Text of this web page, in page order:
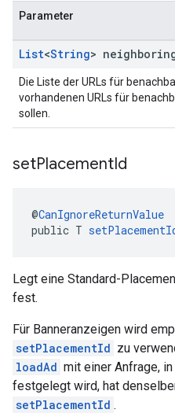
Parameter
List<String>
Die Liste der URLs für
vorhandenen URLs für
sollen.
setPlacementId
@CanIgnoreReturnValue
public T
Legt eine Standard-
fest.
Für Banneranzeigen wird
setPlacementId zu
loadAd mit einer Anfrage,
festgelegt wird, hat
setPlacementId .